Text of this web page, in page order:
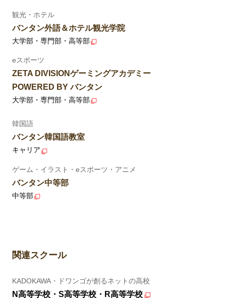
観光・ホテル
バンタン外語＆ホテル観光学院
大学部・専門部・高等部
eスポーツ
ZETA DIVISIONゲーミングアカデミー
POWERED BY バンタン
大学部・専門部・高等部
韓国語
バンタン韓国語教室
キャリア
ゲーム・イラスト・eスポーツ・アニメ
バンタン中等部
中等部
関連スクール
KADOKAWA・ドワンゴが創るネットの高校
N高等学校・S高等学校・R高等学校